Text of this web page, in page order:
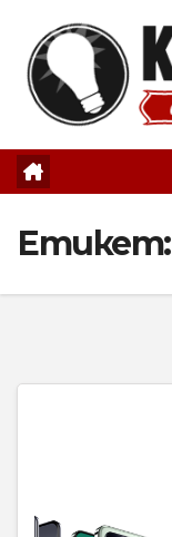
content
Етикет: